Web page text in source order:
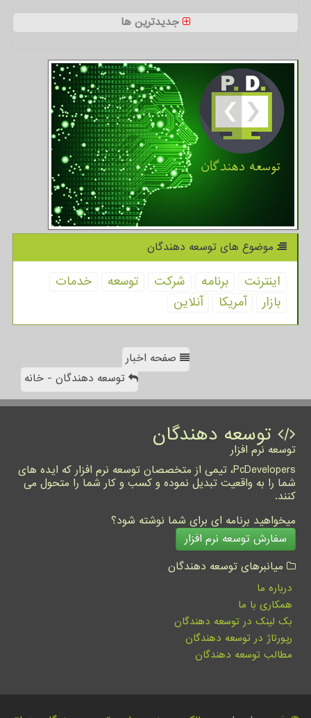
جدیدترین ها
موضوع های توسعه دهندگان
اینترنت برنامه شركت توسعه
خدمات
بازار
آمریكا آنلاین
صفحه اخبار
توسعه دهندگان - خانه
توسعه دهندگان
توسعه نرم افزار
PcDevelopers، تیمی از متخصصان توسعه نرم افزار که ایده های
شما را به واقعیت تبدیل نموده و کسب و کار شما را متحول می
کنند.
میخواهید برنامه ای برای شما نوشته شود؟
سفارش توسعه نرم افزار
میانبرهای توسعه دهندگان
درباره ما
همکاری با ما
بک لینک در توسعه دهندگان
رپورتاژ در توسعه دهندگان
مطالب توسعه دهندگان